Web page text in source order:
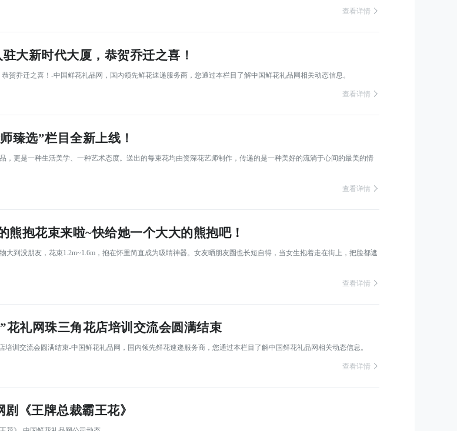
查看详情
大新时代大厦，恭贺乔迁之喜！
贺乔迁之喜！-中国鲜花礼品网，国内领先鲜花速递服务商，您通过本栏目了解中国鲜花礼品网相关动态信息。
查看详情
臻选”栏目全新上线！
，更是一种生活美学、一种艺术态度。送出的每束花均由资深花艺师制作，传递的是一种美好的流淌于心间的最美的情
查看详情
熊抱花束来啦~快给她一个大大的熊抱吧！
大到没朋友，花束1.2m~1.6m，抱在怀里简直成为吸睛神器。女友晒朋友圈也长短自得，当女生抱着走在街上，把脸都遮
查看详情
花礼网珠三角花店培训交流会圆满结束
培训交流会圆满结束-中国鲜花礼品网，国内领先鲜花速递服务商，您通过本栏目了解中国鲜花礼品网相关动态信息。
查看详情
《王牌总裁霸王花》